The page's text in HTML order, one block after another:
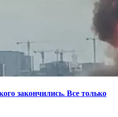
закончились. Все только